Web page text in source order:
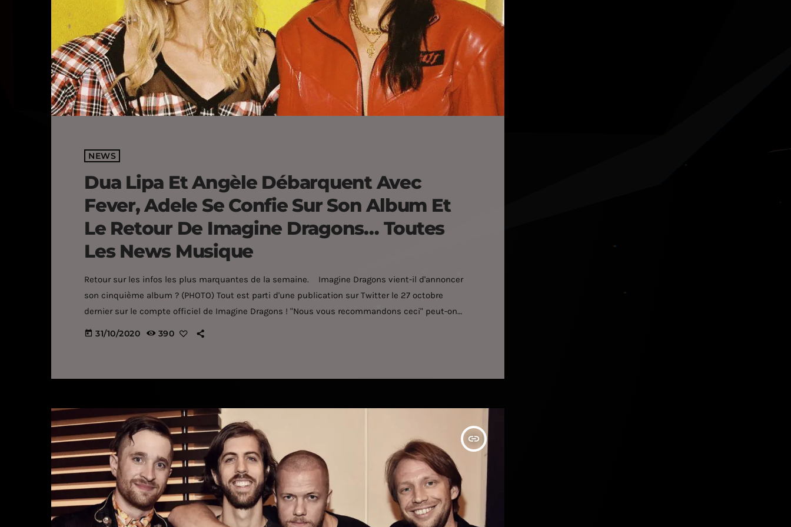
NEWS
Dua Lipa Et Angèle Débarquent Avec
Fever, Adele Se Confie Sur Son Album Et
Le Retour De Imagine Dragons… Toutes
Les News Musique
Retour sur les infos les plus marquantes de la semaine. Imagine Dragons vient-il d'annoncer
son cinquième album ? (PHOTO) Tout est parti d'une publication sur Twitter le 27 octobre
dernier sur le compte officiel de Imagine Dragons ! "Nous vous recommandons ceci" peut-on
lire en légende d'un cliché où l'on aperçoit la page d'inscription à la newsletter du groupe (voir
today 31/10/2020 390
insert_link